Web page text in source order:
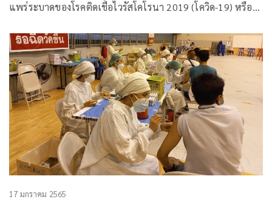
แพร่ระบาดของโรคติดเชื้อไวรัสโคโรนา 2019 (โควิด-19) หรือ
17 มกราคม 2565